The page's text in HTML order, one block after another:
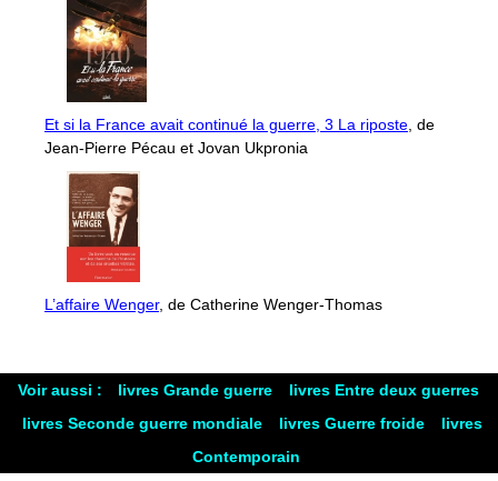
Et si la France avait continué la guerre, 3 La riposte , de
Jean-Pierre Pécau et Jovan Ukpronia
L’affaire Wenger, de Catherine Wenger-Thomas
Voir aussi : livres Grande guerre
livres Entre deux guerres
livres Seconde guerre mondiale
livres Guerre froide
livres
Contemporain